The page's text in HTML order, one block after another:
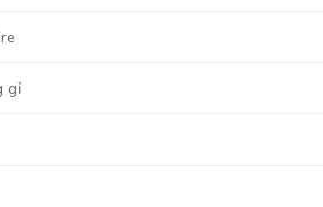
gỉ